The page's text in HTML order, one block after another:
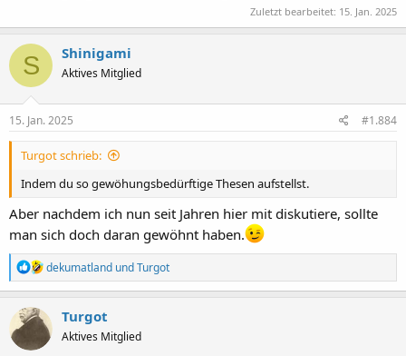
Zuletzt bearbeitet: 15. Jan. 2025
S Shinigami
Aktives Mitglied
15. Jan. 2025 #1.884
Turgot schrieb:
Indem du so gewöhungsbedürftige Thesen aufstellst.
Aber nachdem ich nun seit Jahren hier mit diskutiere, sollte
man sich doch daran gewöhnt haben.
R
e
a
t
i
dekumatland undTurgot
Turgot
Aktives Mitglied